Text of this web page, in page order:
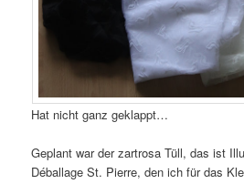
Hat nicht ganz geklappt…
Geplant war der zartrosa Tüll, das ist
Déballage St. Pierre, den ich für das